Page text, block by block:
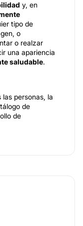
y, en
tipo de
o
o realzar
una apariencia
saludable.
las personas, la
de
de
procedimientos
y la
que se
y que actúa